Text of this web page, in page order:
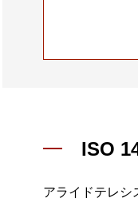
ISO
アライドテレシ